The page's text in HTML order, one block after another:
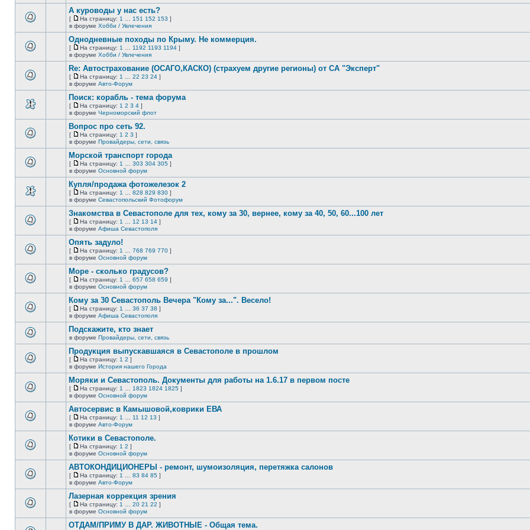
этой
непрочитанных
сообщений.
страницу
этой
непрочитанных
сообщений.
А куроводы у нас есть?
[
На
страницу
На страницу: 1 151 152 153 ]
в форуме Хобби / Увлечения
этой
непрочитанных
сообщений.
Однодневные походы по Крыму. Не коммерция.
[
На
страницу
На страницу: 1 1192 1193 1194 ]
в форуме Хобби / Увлечения
этой
непрочитанных
сообщений.
Re: Автострахование (ОСАГО,КАСКО) (страхуем другие регионы) от СА "Эксперт"
[
На
страницу
На страницу: 1 22 23 24 ]
в форуме Авто-Форум
этой
непрочитанных
сообщений.
Поиск: корабль - тема форума
[
На
страницу
На страницу: 1 2 3 4 ]
в форуме Черноморский флот
этой
непрочитанных
сообщений.
Вопрос про сеть 92.
[
На
страницу
На страницу: 1 2 3 ]
в форуме Провайдеры, сети, связь
этой
непрочитанных
сообщений.
Морской транспорт города
[
На
страницу
На страницу: 1 303 304 305 ]
в форуме Основной форум
этой
непрочитанных
сообщений.
Купля/продажа фотожелезок 2
[
На
страницу
На страницу: 1 828 829 830 ]
в форуме Севастопольский Фотофорум
этой
непрочитанных
сообщений.
Знакомства в Севастополе для тех, кому за 30, вернее, кому за 40, 50, 60...100 лет
[
На
страницу
На страницу: 1 12 13 14 ]
в форуме Афиша Севастополя
этой
непрочитанных
сообщений.
Опять задуло!
[
На
страницу
На страницу: 1 768 769 770 ]
в форуме Основной форум
этой
непрочитанных
сообщений.
Море - сколько градусов?
[
На
страницу
На страницу: 1 657 658 659 ]
в форуме Основной форум
этой
непрочитанных
сообщений.
Кому за 30 Севастополь Вечера "Кому за...". Весело!
[
На
страницу
На страницу: 1 36 37 38 ]
в форуме Афиша Севастополя
непрочитанных
сообщений.
Подскажите, кто знает
в форуме Провайдеры, сети, связь
этой
непрочитанных
Продукция выпускавшаяся в Севастополе в прошлом
[
На
страницу
На страницу: 1 2 ]
в форуме История нашего Города
этой
непрочитанных
сообщений.
Моряки и Севастополь. Документы для работы на 1.6.17 в первом посте
[
На
страницу
На страницу: 1 1823 1824 1825 ]
в форуме Основной форум
этой
непрочитанных
Автосервис в Камышовой,коврики ЕВА
[
На
страницу
На страницу: 1 11 12 13 ]
в форуме Авто-Форум
этой
непрочитанных
сообщений.
Котики в Севастополе.
[
На
страницу
На страницу: 1 2 ]
в форуме Основной форум
этой
непрочитанных
сообщений.
АВТОКОНДИЦИОНЕРЫ - ремонт, шумоизоляция, перетяжка салонов
[
На
страницу
На страницу: 1 83 84 85 ]
в форуме Авто-Форум
этой
Лазерная коррекция зрения
[
На
страницу
На страницу: 1 20 21 22 ]
в форуме Основной форум
ОТДАМ/ПРИМУ В ДАР. ЖИВОТНЫЕ - Общая тема.